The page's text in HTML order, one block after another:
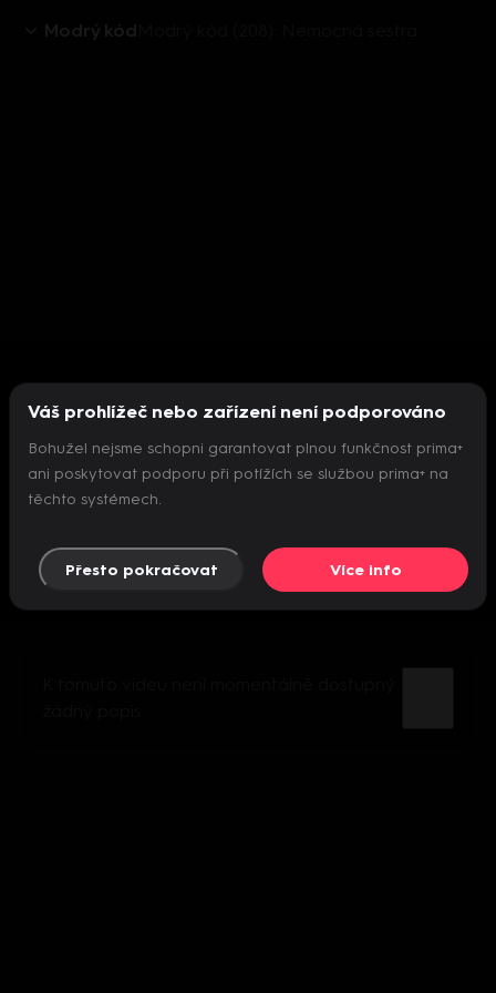
Modrý kód
Nepodařilo se inicializovat přehrávač
Váš prohlížeč nebo zařízení není podporováno
Bohužel nejsme schopni garantovat plnou funkčnost prima+
ani poskytovat podporu při potížích se službou prima+ na
těchto systémech.
Přesto pokračovat Více info